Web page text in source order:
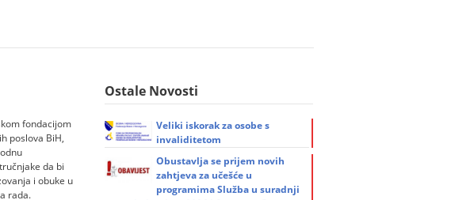
fondacijom
poslova BiH,
da bi
i obuke u
rada.
Ostale Novosti
Veliki iskorak za osobe s
invaliditetom
Obustavlja se prijem novih
zahtjeva za učešće u
programima Služba u suradnji